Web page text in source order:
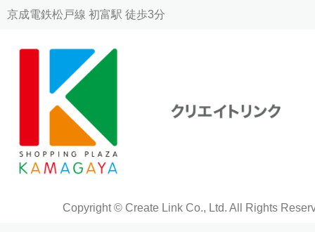
京成電鉄松戸線 初富駅 徒歩3分
Copyright © Create Link Co., Ltd. All Rights